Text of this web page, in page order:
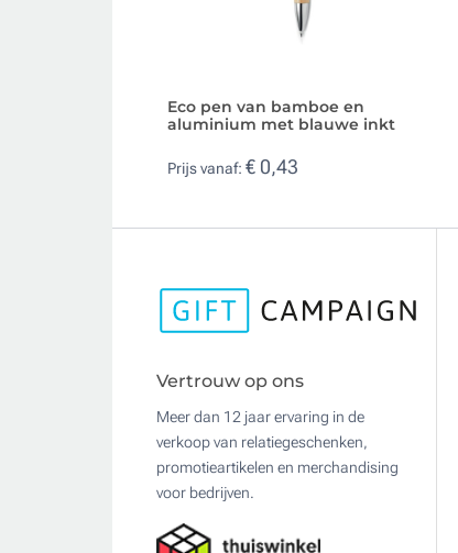
Eco pen van bamboe en
aluminium met blauwe inkt
Prijs vanaf: € 0,43
Vertrouw op ons
Meer dan 12 jaar ervaring in de
verkoop van relatiegeschenken,
promotieartikelen en merchandising
voor bedrijven.